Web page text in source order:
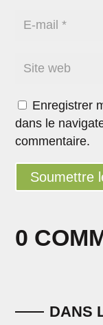
0
Enregistrer
dans le
commentaire.
Soumettre
DANS